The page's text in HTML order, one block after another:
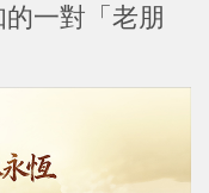
一對「老朋